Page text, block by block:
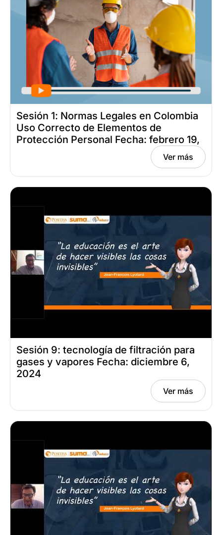
Sesión 1: Normas Legales en Colombia
Uso Correcto de Elementos de
Protección Personal Fecha: febrero 19,
Ver más
Sesión 9: tecnología de filtración para
gases y vapores Fecha: diciembre 6,
2024
Ver más